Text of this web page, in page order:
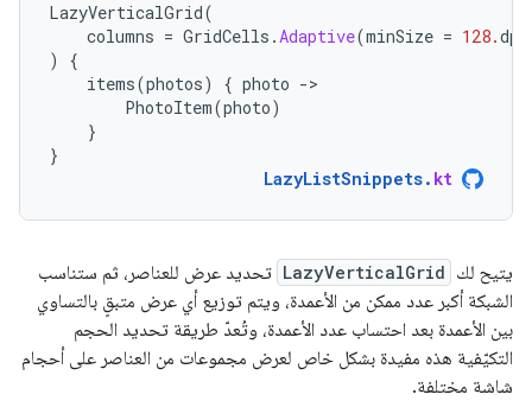
LazyVerticalGrid(
columns = GridCells .Adaptive(minSize = 128.dp
)
{
items(photos) { photo -
PhotoItem(photo)
}
}
LazyListSnippets. kt
يتيح لك LazyVerticalGrid تحديد عرض للعناصر، ثم ستناسب
الشبكة أكبر عدد ممكن من الأعمدة، ويتم توزيع أي عرض متبقٍ بالتساوي
بين الأعمدة بعد احتساب عدد الأعمدة، وتُعدّ طريقة تحديد الحجم
التكيّفية هذه مفيدة بشكل خاص لعرض مجموعات من العناصر على أحجام
شاشة مختلفة.